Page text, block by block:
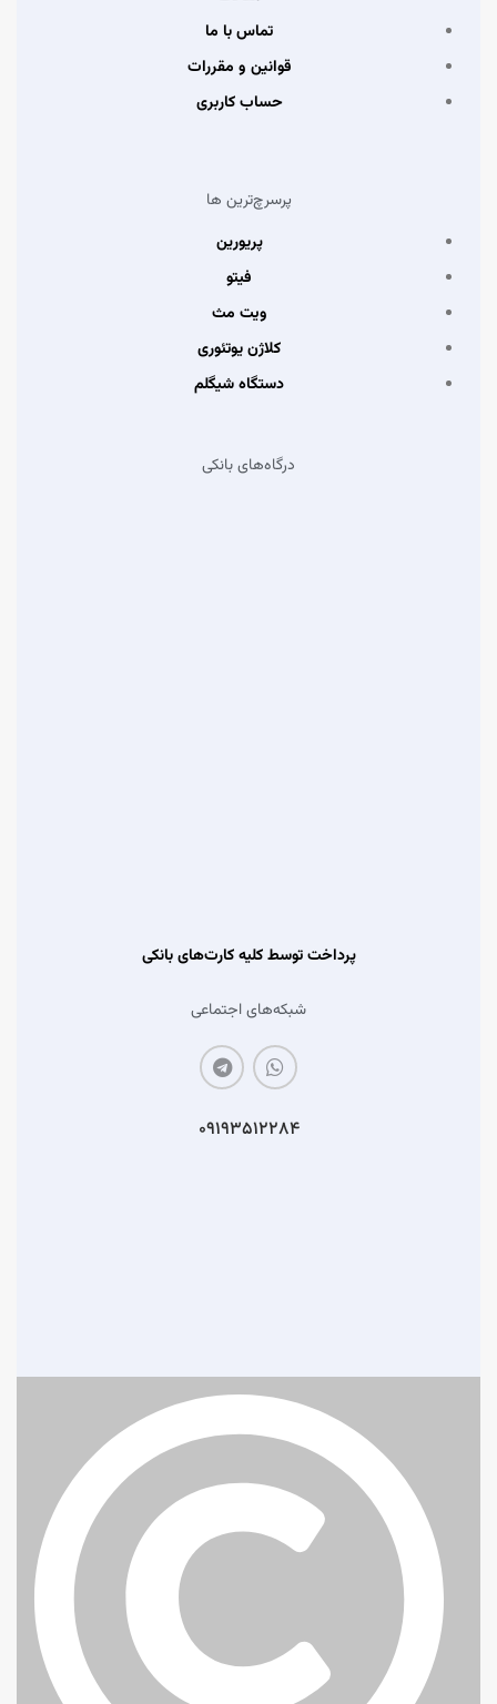
تماس با ما
قوانین و مقررات
حساب کاربری
پرسرچ‌ترین ها
پریورین
فیتو
ویت مث
کلاژن یوتئوری
دستگاه شیگلم
درگاه‌های بانکی
پرداخت توسط کلیه کارت‌های بانکی
شبکه‌های اجتماعی
۰۹۱۹۳۵۱۲۲۸۴